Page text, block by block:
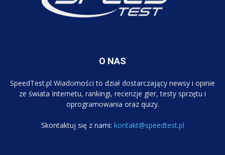
O NAS
SpeedTest.pl Wiadomości to dział dostarczający newsy i opinie
ze świata Internetu, rankingi, recenzje gier, testy sprzętu i
oprogramowania oraz quizy.
Skontaktuj się z nami: kontakt@speedtest.pl